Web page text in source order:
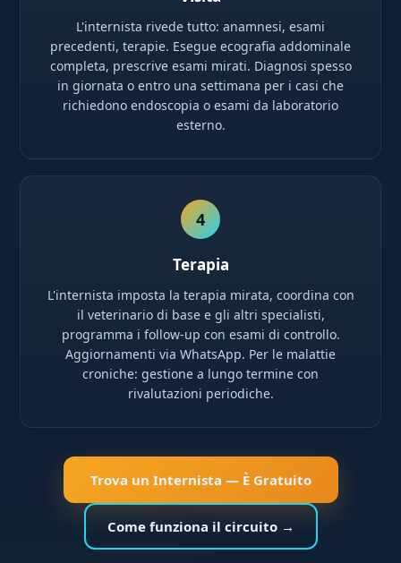
L'internista rivede tutto: anamnesi, esami
precedenti, terapie. Esegue ecografia addominale
completa, prescrive esami mirati. Diagnosi spesso
in giornata o entro una settimana per i casi che
richiedono endoscopia o esami da laboratorio
esterno.
4
Terapia
L'internista imposta la terapia mirata, coordina con
il veterinario di base e gli altri specialisti,
programma i follow-up con esami di controllo.
Aggiornamenti via WhatsApp. Per le malattie
croniche: gestione a lungo termine con
rivalutazioni periodiche.
Trova un Internista — È Gratuito
Come funziona il circuito →